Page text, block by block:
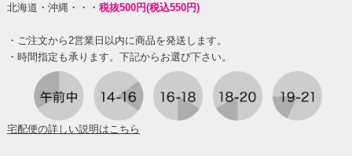
北海道・沖縄・・・ 税抜500円(税込550円)
・ご注文から2営業日以内に商品を発送します。
・時間指定も承ります。下記からお選び下さい。
宅配便の詳しい説明はこちら